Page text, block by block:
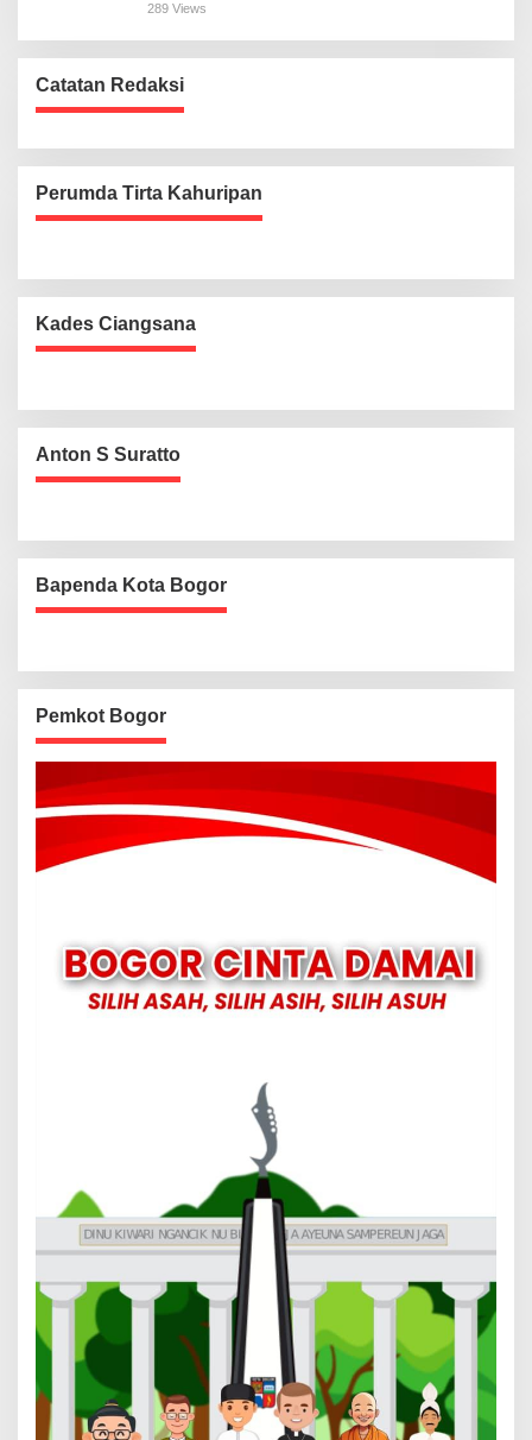
289 Views
Catatan Redaksi
Perumda Tirta Kahuripan
Kades Ciangsana
Anton S Suratto
Bapenda Kota Bogor
Pemkot Bogor